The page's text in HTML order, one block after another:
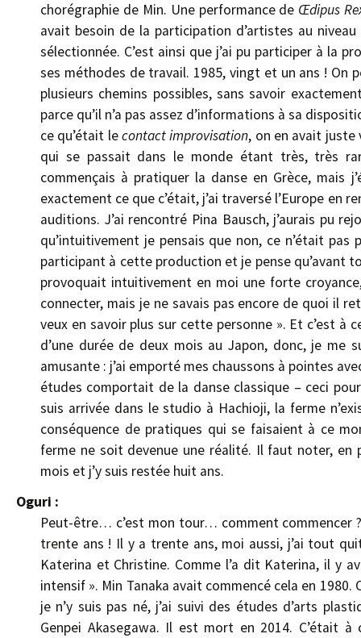
chorégraphie de Min. Une performance de Œdipus
avait besoin de la participation d’artistes au
sélectionnée. C’est ainsi que j’ai pu participer à la
ses méthodes de travail. 1985, vingt et un ans ! On
plusieurs chemins possibles, sans savoir
parce qu’il n’a pas assez d’informations à sa
ce qu’était lecontact improvisation, on en avait juste
qui se passait dans le monde étant très, très
commençais à pratiquer la danse en Grèce, mais
exactement ce que c’était, j’ai traversé l’Europe en
auditions. J’ai rencontré Pina Bausch, j’aurais pu
qu’intuitivement je pensais que non, ce n’était
participant à cette production et je pense qu’avant
provoquait intuitivement en moi une forte
connecter, mais je ne savais pas encore de quoi il
veux en savoir plus sur cette personne ». Et c’est à
d’une durée de deux mois au Japon, donc, je me
amusante : j’ai emporté mes chaussons à pointes
études comportait de la danse classique – ceci
suis arrivée dans le studio à Hachioji, la ferme
conséquence de pratiques qui se faisaient à ce
ferme ne soit devenue une réalité. Il faut noter, en
mois et j’y suis restée huit ans.
Oguri :
Peut-être… c’est mon tour… comment commencer
trente ans ! Il y a trente ans, moi aussi, j’ai tout
Katerina et Christine. Comme l’a dit Katerina, il y
intensif ». Min Tanaka avait commencé cela en
je n’y suis pas né, j’ai suivi des études d’arts
Genpei Akasegawa. Il est mort en 2014. C’était